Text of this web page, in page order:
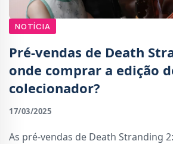
NOTÍCIA
Pré-vendas de Death
onde comprar a edição
colecionador?
17/03/2025
As pré-vendas de Death Stranding